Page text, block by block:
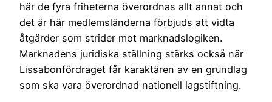
här de fyra friheterna överordnas allt annat och
det är här medlemsländerna förbjuds att vidta
åtgärder som strider mot marknadslogiken.
Marknadens juridiska ställning stärks också när
Lissabonfördraget får karaktären av en grundlag
som ska vara överordnad nationell lagstiftning.